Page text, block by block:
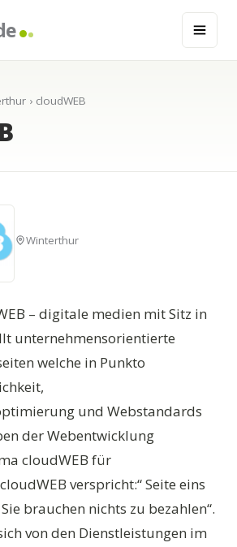
› cloudWEB
Winterthur
– digitale medien mit Sitz in
unternehmensorientierte
welche in Punkto
und Webstandards
der Webentwicklung
cloudWEB für
verspricht:“ Seite eins
brauchen nichts zu bezahlen“.
von den Dienstleistungen im